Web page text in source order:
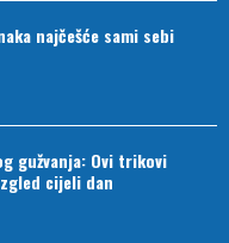
najčešće sami sebi
gužvanja: Ovi trikovi
cijeli dan